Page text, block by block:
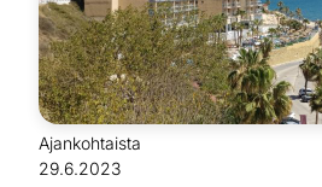
Ajankohtaista
29.6.2023